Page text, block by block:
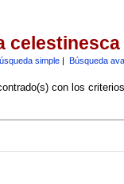
celestinesca
simple| Búsqueda
con los